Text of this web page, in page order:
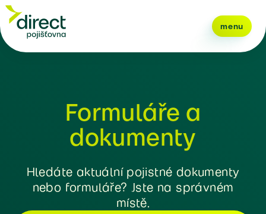
menu
Formuláře a
dokumenty
Hledáte aktuální pojistné dokumenty
nebo formuláře? Jste na správném
místě.